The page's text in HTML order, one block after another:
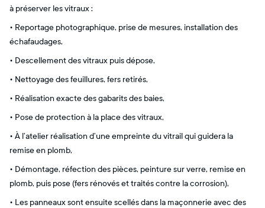
à préserver les vitraux :
• Reportage photographique, prise de mesures, installation des
échafaudages,
• Descellement des vitraux puis dépose,
• Nettoyage des feuillures, fers retirés,
• Réalisation exacte des gabarits des baies,
• Pose de protection à la place des vitraux,
• À l’atelier réalisation d’une empreinte du vitrail qui guidera la
remise en plomb,
• Démontage, réfection des pièces, peinture sur verre, remise en
plomb, puis pose (fers rénovés et traités contre la corrosion),
• Les panneaux sont ensuite scellés dans la maçonnerie avec des